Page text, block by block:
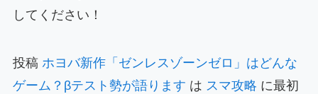
してください！
投稿 ホヨバ新作「ゼンレスゾーンゼロ」はどんな
ゲーム？βテスト勢が語ります は スマ攻略 に最初